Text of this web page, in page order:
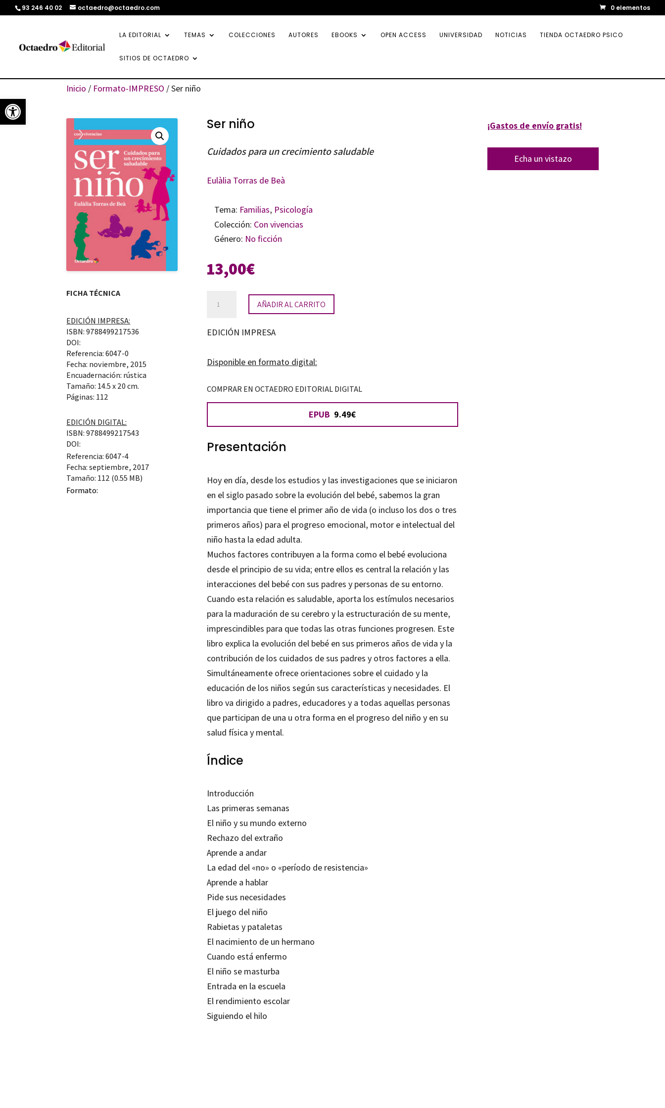
Abrir barra de herramientas
93 246 40 02 octaedro@octaedro.com 0 elementos
LA EDITORIAL TEMAS COLECCIONES AUTORES EBOOKS OPEN ACCESS UNIVERSIDAD NOTICIAS TIENDA OCTAEDRO PSICO
SITIOS DE OCTAEDRO
Inicio / Formato-IMPRESO / Ser niño
FICHA TÉCNICA
EDICIÓN IMPRESA:
ISBN: 9788499217536
DOI:
Referencia: 6047-0
Fecha: noviembre, 2015
Encuadernación: rústica
Tamaño: 14.5 x 20 cm.
Páginas: 112
EDICIÓN DIGITAL:
ISBN: 9788499217543
DOI:
Referencia: 6047-4
Fecha: septiembre, 2017
Tamaño: 112 (0.55 MB)
Formato:
Ser niño
Cuidados para un crecimiento saludable
Eulàlia Torras de Beà
Tema: Familias, Psicología
Colección: Con vivencias
Género: No ficción
13,00€
cantidad
AÑADIR AL CARRITO
EDICIÓN IMPRESA
Disponible en formato digital:
COMPRAR EN OCTAEDRO EDITORIAL DIGITAL
EPUB 9.49€
Presentación
Hoy en día, desde los estudios y las investigaciones que se iniciaron
en el siglo pasado sobre la evolución del bebé, sabemos la gran
importancia que tiene el primer año de vida (o incluso los dos o tres
primeros años) para el progreso emocional, motor e intelectual del
niño hasta la edad adulta.
Muchos factores contribuyen a la forma como el bebé evoluciona
desde el principio de su vida; entre ellos es central la relación y las
interacciones del bebé con sus padres y personas de su entorno.
Cuando esta relación es saludable, aporta los estímulos necesarios
para la maduración de su cerebro y la estructuración de su mente,
imprescindibles para que todas las otras funciones progresen. Este
libro explica la evolución del bebé en sus primeros años de vida y la
contribución de los cuidados de sus padres y otros factores a ella.
Simultáneamente ofrece orientaciones sobre el cuidado y la
educación de los niños según sus características y necesidades. El
libro va dirigido a padres, educadores y a todas aquellas personas
que participan de una u otra forma en el progreso del niño y en su
salud física y mental.
Índice
Introducción
Las primeras semanas
El niño y su mundo externo
Rechazo del extraño
Aprende a andar
La edad del «no» o «período de resistencia»
Aprende a hablar
Pide sus necesidades
El juego del niño
Rabietas y pataletas
El nacimiento de un hermano
Cuando está enfermo
El niño se masturba
Entrada en la escuela
El rendimiento escolar
Siguiendo el hilo
¡Gastos de envío gratis!
Echa un vistazo